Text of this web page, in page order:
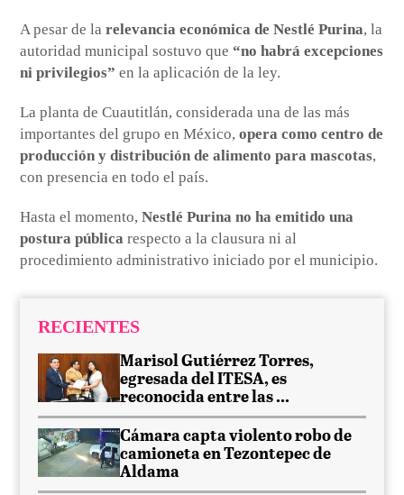
A pesar de larelevancia económica de Nestlé Purina, la
autoridad municipal sostuvo que “no habrá excepciones
ni privilegios” en la aplicación de la ley.
La planta de Cuautitlán, considerada una de las más
importantes del grupo en México,opera como centro de
producción y distribución de alimento para mascotas,
con presencia en todo el país.
Hasta el momento,Nestlé Purina no ha emitido una
postura pública respecto a la clausura ni al
procedimiento administrativo iniciado por el municipio.
RECIENTES
Marisol Gutiérrez Torres,
egresada del ITESA, es
reconocida entre las ...
Cámara capta violento robo de
camioneta en Tezontepec de
Aldama